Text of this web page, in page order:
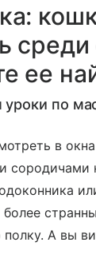
среди
ее
уроки по
в
сородичами
А вы